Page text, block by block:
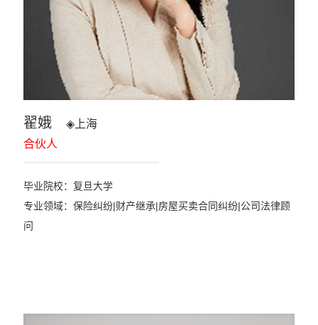
翟娥 ◈ 上海
合伙人
毕业院校：复旦大学
专业领域：保险纠纷|财产继承|房屋买卖合同纠纷|公司法律顾
问